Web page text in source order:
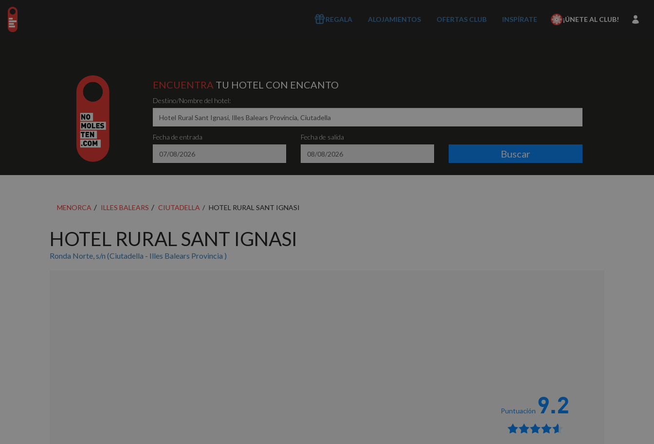
REGALA ALOJAMIENTOS OFERTAS CLUB INSPÍRATE ¡ÚNETE AL CLUB!
ENCUENTRA TU HOTEL CON ENCANTO
Destino/Nombre del hotel:
Fecha de entrada Fecha de salida
Buscar
MENORCA ILLES BALEARS CIUTADELLA HOTEL RURAL SANT IGNASI
HOTEL RURAL SANT IGNASI
Ronda Norte, s/n (Ciutadella - Illes Balears Provincia )
Puntuación 9.2